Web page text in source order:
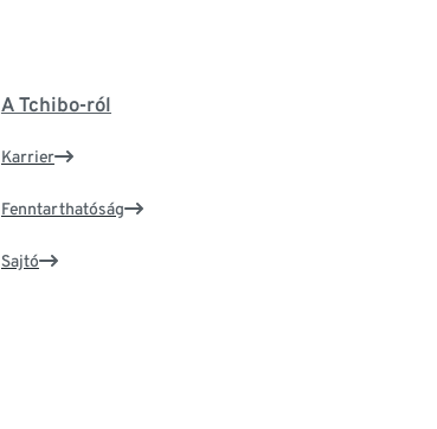
A Tchibo-ról
Karrier
Fenntarthatóság
Sajtó